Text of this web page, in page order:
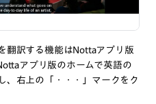
翻訳する機能はNottaアプリ版
アプリ版のホームで英語の
、右上の「・・・」マークをク